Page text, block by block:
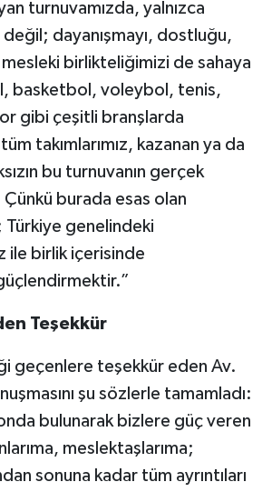
turnuvamızda, yalnızca
dayanışmayı, dostluğu,
birlikteliğimizi de sahaya
basketbol, voleybol, tenis,
gibi çeşitli branşlarda
takımlarımız, kazanan ya da
bu turnuvanın gerçek
Çünkü burada esas olan
Türkiye genelindeki
ile birlik içerisinde
Teşekkür
geçenlere teşekkür eden Av.
şu sözlerle tamamladı:
bulunarak bizlere güç veren
meslektaşlarıma;
sonuna kadar tüm ayrıntıları